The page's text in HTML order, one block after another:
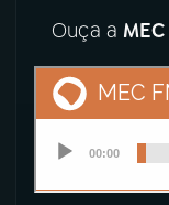
Instagram
TikTok
Ouça a